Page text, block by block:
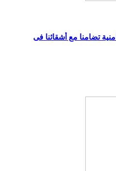
تضامنا مع أشقائنا فى